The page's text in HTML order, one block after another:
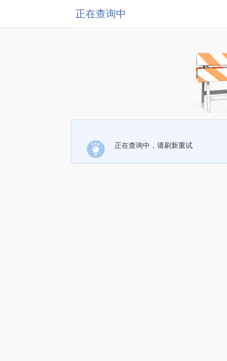
正在查询中
正在查询中，请刷新重试